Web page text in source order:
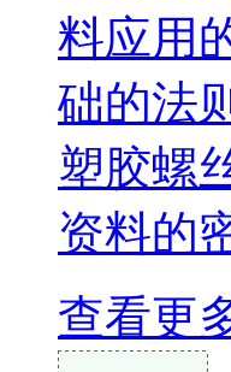
料应用
础的法
塑胶螺
资料的
查看更